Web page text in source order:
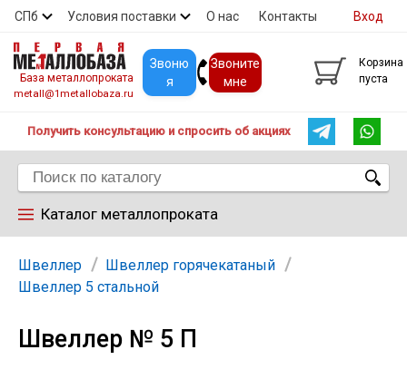
СПб Условия поставки О нас Контакты
Скидки Прайс Покупателям
Вход
База металлопроката
metall@1metallobaza.ru
Звоню
я
Звоните
мне
Корзина
пуста
Получить консультацию и спросить об акциях
Каталог металлопроката
Арматура
Швеллер
Швеллер горячекатаный
Швеллер 5 стальной
Швеллер № 5 П